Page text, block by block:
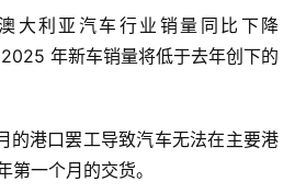
大利亚汽车行业销量同比下降
年新车销量将低于去年创下的
的港口罢工导致汽车无法在主要港
第一个月的交货。